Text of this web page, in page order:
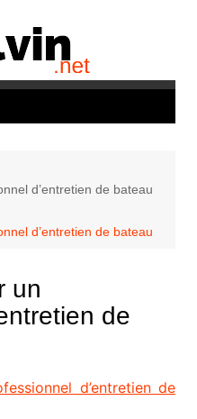
d’entretien de bateau
d’entretien de bateau
un
de